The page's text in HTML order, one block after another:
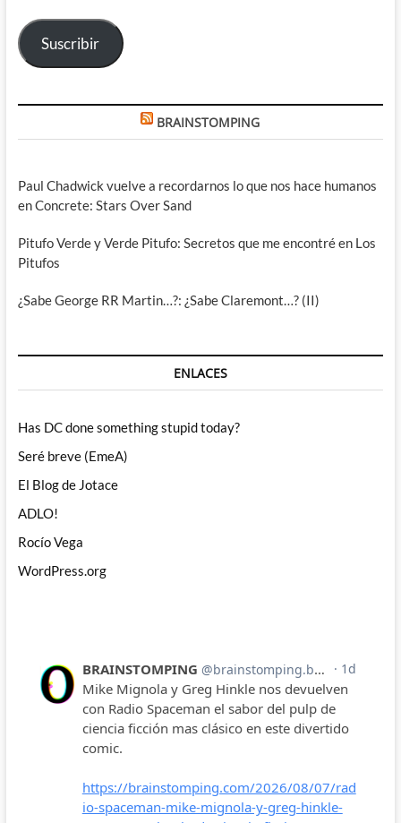
electrónico
Suscribir
BRAINSTOMPING
Paul Chadwick vuelve a recordarnos lo que nos hace humanos
en Concrete: Stars Over Sand
Pitufo Verde y Verde Pitufo: Secretos que me encontré en Los
Pitufos
¿Sabe George RR Martin…?: ¿Sabe Claremont…? (II)
ENLACES
Has DC done something stupid today?
Seré breve (EmeA)
El Blog de Jotace
ADLO!
Rocío Vega
WordPress.org